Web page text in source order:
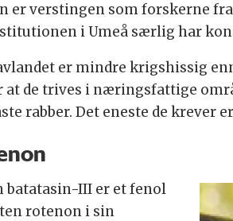
er verstingen som forskerne
i Umeå særlig har
er mindre krigshissig
at de trives i næringsfattige
rabber. Det eneste de krever
III er et fenol
rotenon i sin